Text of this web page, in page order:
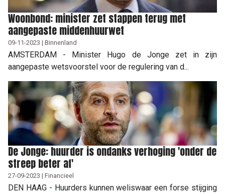
Woonbond: minister zet stappen terug met
aangepaste middenhuurwet
09-11-2023 | Binnenland
AMSTERDAM - Minister Hugo de Jonge zet in zijn
aangepaste wetsvoorstel voor de regulering van d...
De Jonge: huurder is ondanks verhoging 'onder de
streep beter af'
27-09-2023 | Financieel
DEN HAAG - Huurders kunnen weliswaar een forse stijging